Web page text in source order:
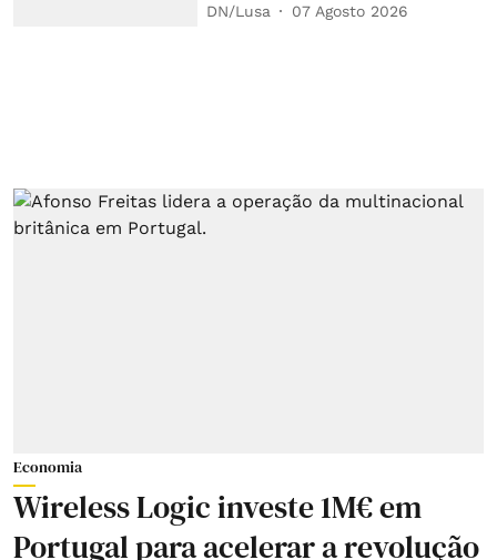
DN/Lusa 07 Agosto 2026
Economia
Wireless Logic investe 1M€ em
Portugal para acelerar a revolução